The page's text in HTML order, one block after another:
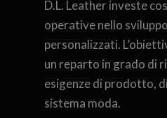
D.L. Leather investe
operative nello
personalizzati.
un reparto in grado di
esigenze di prodotto,
sistema moda.